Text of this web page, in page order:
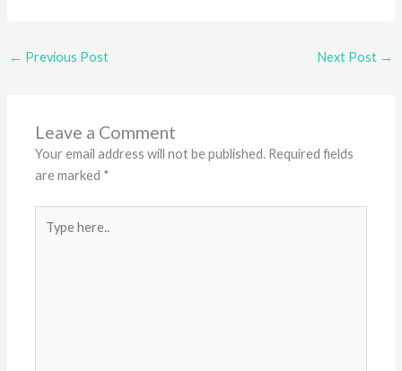
← Previous Post Next Post →
Leave a Comment
Your email address will not be published. Required fields
are marked *
here..